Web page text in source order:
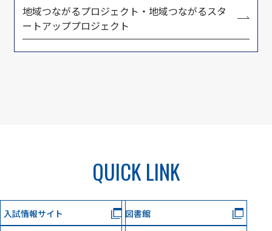
地域つながるプロジェクト・地域つながるスタ
ートアッププロジェクト
QUICK LINK
入試情報サイト 図書館